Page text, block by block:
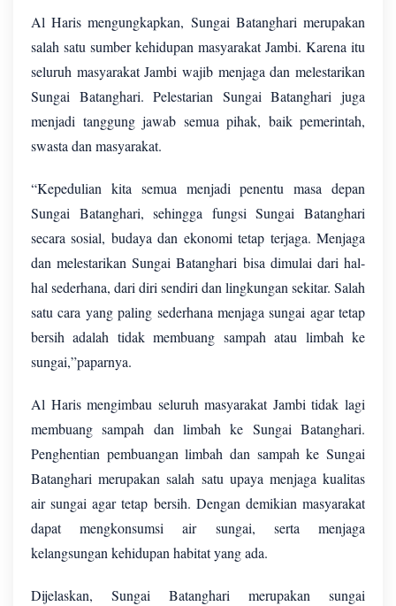
Al Haris mengungkapkan, Sungai Batanghari merupakan
salah satu sumber kehidupan masyarakat Jambi. Karena itu
seluruh masyarakat Jambi wajib menjaga dan melestarikan
Sungai Batanghari. Pelestarian Sungai Batanghari juga
menjadi tanggung jawab semua pihak, baik pemerintah,
swasta dan masyarakat.
“Kepedulian kita semua menjadi penentu masa depan
Sungai Batanghari, sehingga fungsi Sungai Batanghari
secara sosial, budaya dan ekonomi tetap terjaga. Menjaga
dan melestarikan Sungai Batanghari bisa dimulai dari hal-
hal sederhana, dari diri sendiri dan lingkungan sekitar. Salah
satu cara yang paling sederhana menjaga sungai agar tetap
bersih adalah tidak membuang sampah atau limbah ke
sungai,”paparnya.
Al Haris mengimbau seluruh masyarakat Jambi tidak lagi
membuang sampah dan limbah ke Sungai Batanghari.
Penghentian pembuangan limbah dan sampah ke Sungai
Batanghari merupakan salah satu upaya menjaga kualitas
air sungai agar tetap bersih. Dengan demikian masyarakat
dapat mengkonsumsi air sungai, serta menjaga
kelangsungan kehidupan habitat yang ada.
Dijelaskan, Sungai Batanghari merupakan sungai